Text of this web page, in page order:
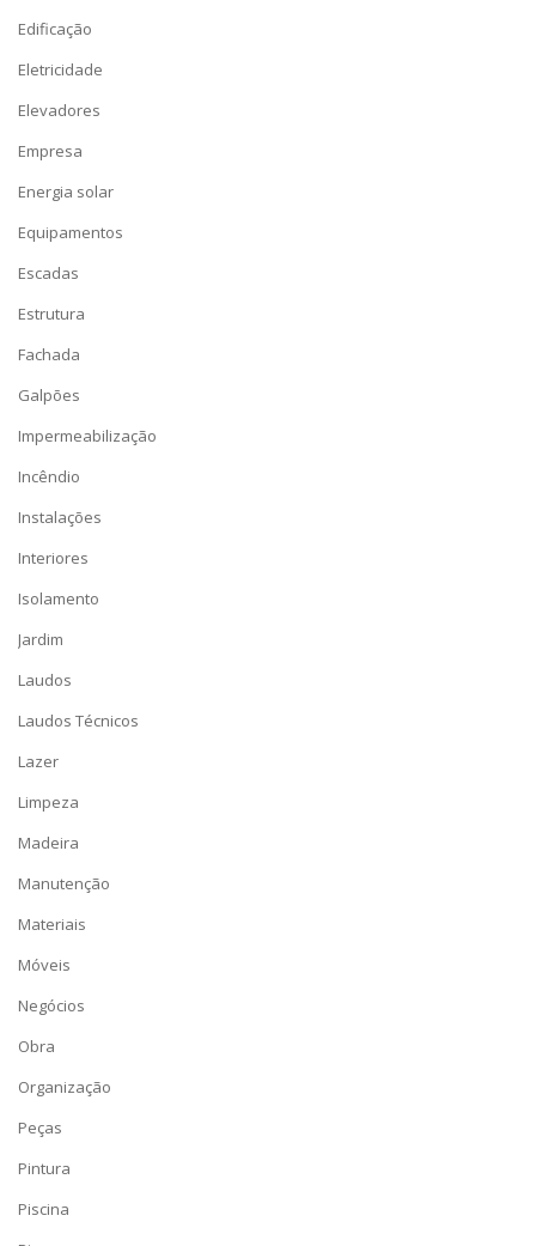
Edificação
Eletricidade
Elevadores
Empresa
Energia solar
Equipamentos
Escadas
Estrutura
Fachada
Galpões
Impermeabilização
Incêndio
Instalações
Interiores
Isolamento
Jardim
Laudos
Laudos Técnicos
Lazer
Limpeza
Madeira
Manutenção
Materiais
Móveis
Negócios
Obra
Organização
Peças
Pintura
Piscina